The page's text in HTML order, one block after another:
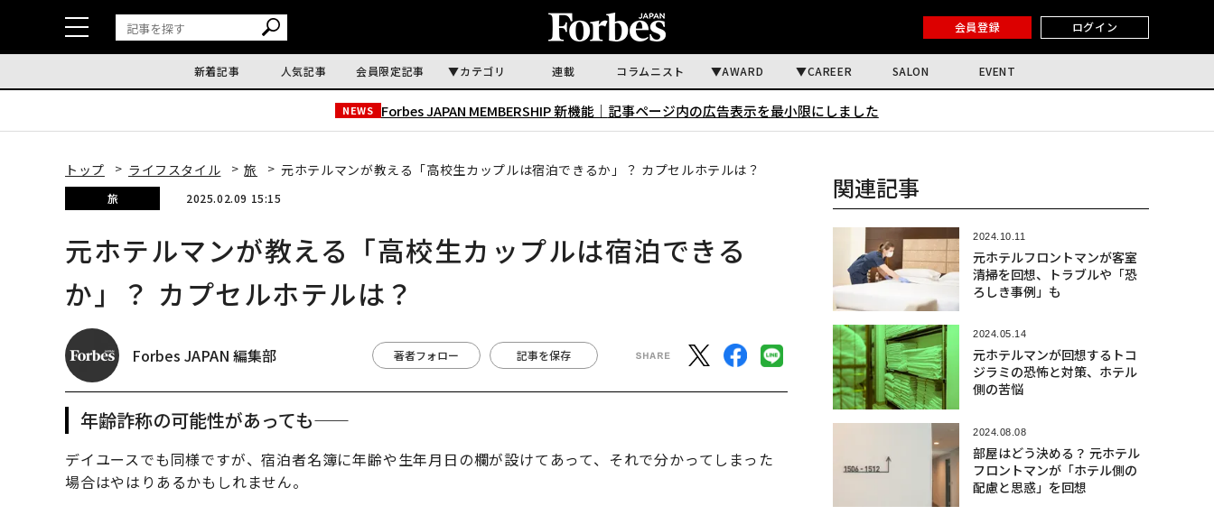
会員登録 ログイン
新着記事 人気記事 会員限定記事 カテゴリ 連載 コラムニスト AWARD CAREER SALON EVENT
NEWS Forbes JAPAN MEMBERSHIP 新機能｜ 記事ページ内の広告表示を最小限にしました
トップ ライフスタイル 旅 元ホテルマンが教える「高校生カップルは宿泊できるか」？ カプセルホテルは？
旅 2025.02.09 15:15
元ホテルマンが教える「高校生カップルは宿泊できる
か」？ カプセルホテルは？
Forbes JAPAN 編集部 著者フォロー 記事を保存
年齢詐称の可能性があっても——
デイユースでも同様ですが、宿泊者名簿に年齢や生年月日の欄が設けてあって、それで分かってしまった
場合はやはりあるかもしれません。
関連記事
2024.10.11
元ホテルフロントマンが客室
清掃を回想、トラブルや「恐
ろしき事例」も
2024.05.14
元ホテルマンが回想するトコ
ジラミの恐怖と対策、ホテル
側の苦悩
2024.08.08
部屋はどう決める？ 元ホテル
フロントマンが「ホテル側の
配慮と思惑」を回想